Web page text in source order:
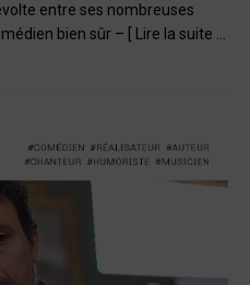
entre ses nombreuses
bien sûr –
[ Lire la suite …